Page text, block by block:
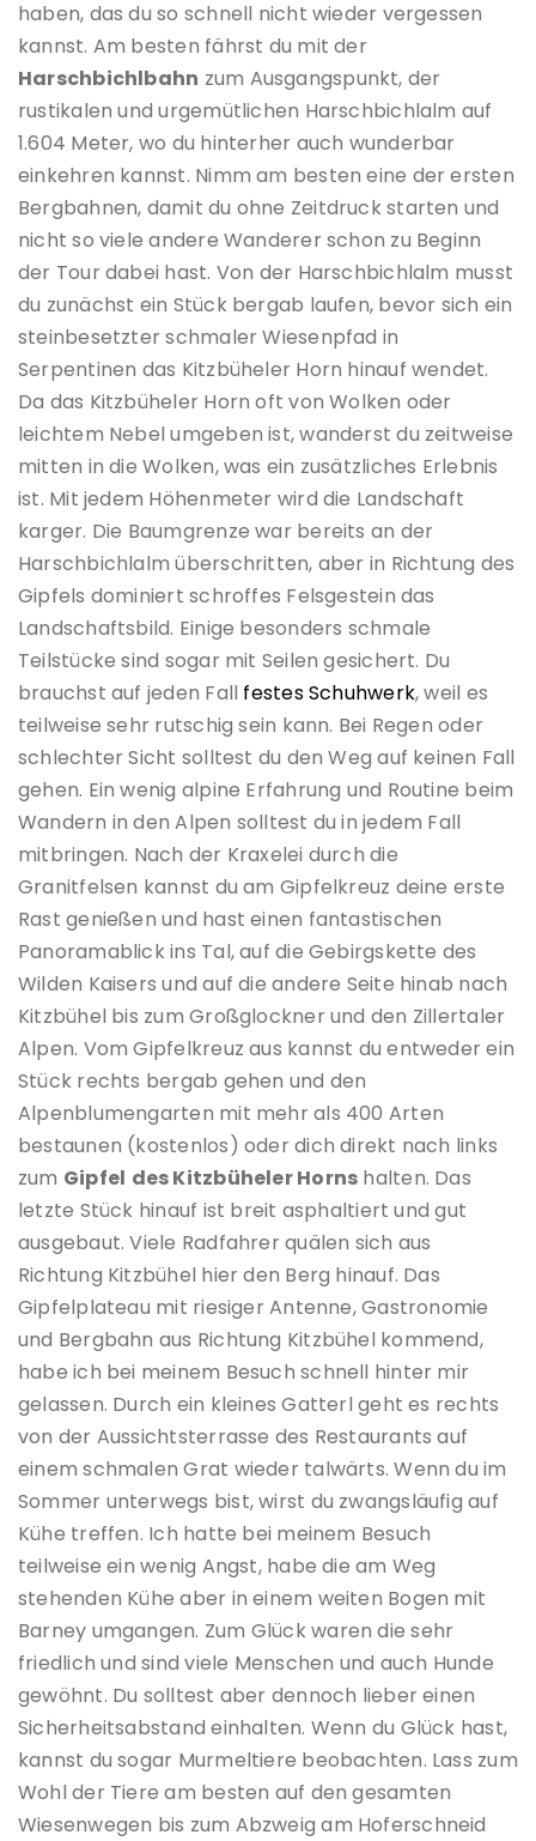
haben, das du so schnell nicht wieder vergessen
kannst. Am besten fährst du mit der
Harschbichlbahn zum Ausgangspunkt, der
rustikalen und urgemütlichen Harschbichlalm auf
1.604 Meter, wo du hinterher auch wunderbar
einkehren kannst. Nimm am besten eine der ersten
Bergbahnen, damit du ohne Zeitdruck starten und
nicht so viele andere Wanderer schon zu Beginn
der Tour dabei hast. Von der Harschbichlalm musst
du zunächst ein Stück bergab laufen, bevor sich ein
steinbesetzter schmaler Wiesenpfad in
Serpentinen das Kitzbüheler Horn hinauf wendet.
Da das Kitzbüheler Horn oft von Wolken oder
leichtem Nebel umgeben ist, wanderst du zeitweise
mitten in die Wolken, was ein zusätzliches Erlebnis
ist. Mit jedem Höhenmeter wird die Landschaft
karger. Die Baumgrenze war bereits an der
Harschbichlalm überschritten, aber in Richtung des
Gipfels dominiert schroffes Felsgestein das
Landschaftsbild. Einige besonders schmale
Teilstücke sind sogar mit Seilen gesichert. Du
brauchst auf jeden Fall festes Schuhwerk, weil es
teilweise sehr rutschig sein kann. Bei Regen oder
schlechter Sicht solltest du den Weg auf keinen Fall
gehen. Ein wenig alpine Erfahrung und Routine beim
Wandern in den Alpen solltest du in jedem Fall
mitbringen. Nach der Kraxelei durch die
Granitfelsen kannst du am Gipfelkreuz deine erste
Rast genießen und hast einen fantastischen
Panoramablick ins Tal, auf die Gebirgskette des
Wilden Kaisers und auf die andere Seite hinab nach
Kitzbühel bis zum Großglockner und den Zillertaler
Alpen. Vom Gipfelkreuz aus kannst du entweder ein
Stück rechts bergab gehen und den
Alpenblumengarten mit mehr als 400 Arten
bestaunen (kostenlos) oder dich direkt nach links
zum Gipfel des Kitzbüheler Horns halten. Das
letzte Stück hinauf ist breit asphaltiert und gut
ausgebaut. Viele Radfahrer quälen sich aus
Richtung Kitzbühel hier den Berg hinauf. Das
Gipfelplateau mit riesiger Antenne, Gastronomie
und Bergbahn aus Richtung Kitzbühel kommend,
habe ich bei meinem Besuch schnell hinter mir
gelassen. Durch ein kleines Gatterl geht es rechts
von der Aussichtsterrasse des Restaurants auf
einem schmalen Grat wieder talwärts. Wenn du im
Sommer unterwegs bist, wirst du zwangsläufig auf
Kühe treffen. Ich hatte bei meinem Besuch
teilweise ein wenig Angst, habe die am Weg
stehenden Kühe aber in einem weiten Bogen mit
Barney umgangen. Zum Glück waren die sehr
friedlich und sind viele Menschen und auch Hunde
gewöhnt. Du solltest aber dennoch lieber einen
Sicherheitsabstand einhalten. Wenn du Glück hast,
kannst du sogar Murmeltiere beobachten. Lass zum
Wohl der Tiere am besten auf den gesamten
Wiesenwegen bis zum Abzweig am Hoferschneid